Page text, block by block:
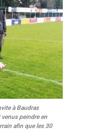
à Baudras
peindre en
afin que les 30